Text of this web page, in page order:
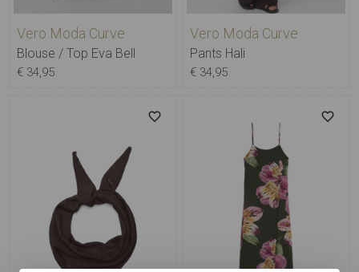
Vero Moda Curve
Blouse / Top Eva Bell
€ 34,95
Vero Moda Curve
Pants Hali
€ 34,95